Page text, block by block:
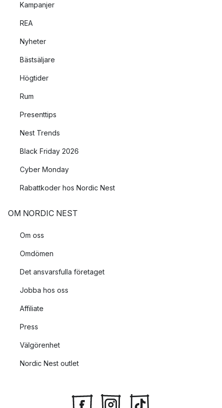
Kampanjer
REA
Nyheter
Bästsäljare
Högtider
Rum
Presenttips
Nest Trends
Black Friday 2026
Cyber Monday
Rabattkoder hos Nordic Nest
OM NORDIC NEST
Om oss
Omdömen
Det ansvarsfulla företaget
Jobba hos oss
Affiliate
Press
Välgörenhet
Nordic Nest outlet